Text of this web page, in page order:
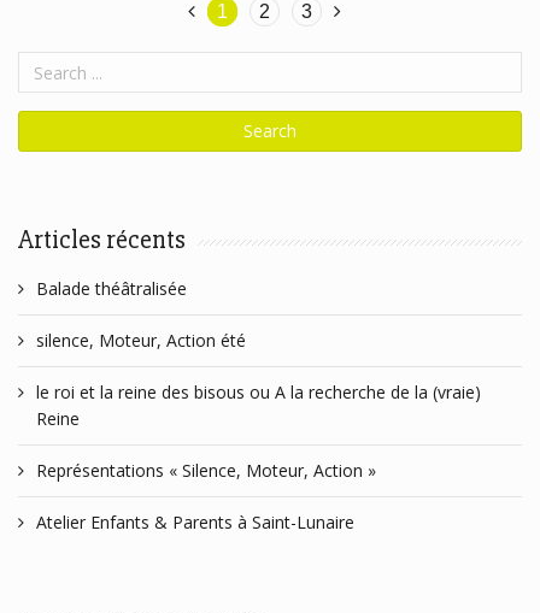
1 2 3
Articles récents
Balade théâtralisée
silence, Moteur, Action été
le roi et la reine des bisous ou A la recherche de la (vraie)
Reine
Représentations « Silence, Moteur, Action »
Atelier Enfants & Parents à Saint-Lunaire